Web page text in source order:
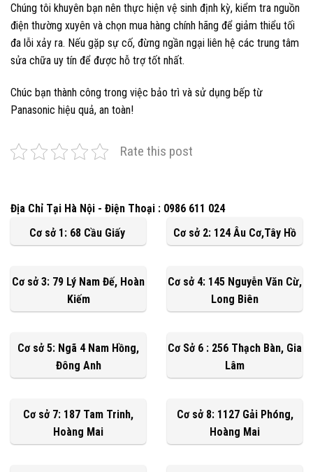
Chúng tôi khuyên bạn nên thực hiện vệ sinh định kỳ, kiểm tra nguồn
điện thường xuyên và chọn mua hàng chính hãng để giảm thiểu tối
đa lỗi xảy ra. Nếu gặp sự cố, đừng ngần ngại liên hệ các trung tâm
sửa chữa uy tín để được hỗ trợ tốt nhất.
Chúc bạn thành công trong việc bảo trì và sử dụng bếp từ
Panasonic hiệu quả, an toàn!
Rate this post
Địa Chỉ Tại Hà Nội - Điện Thoại : 0986 611 024
Cơ sở 1: 68 Cầu Giấy
Cơ sở 2: 124 Âu Cơ,Tây Hồ
Cơ sở 3: 79 Lý Nam Đế, Hoàn
Kiếm
Cơ sở 4: 145 Nguyễn Văn Cừ,
Long Biên
Cơ sở 5: Ngã 4 Nam Hồng,
Đông Anh
Cơ Sở 6 : 256 Thạch Bàn, Gia
Lâm
Cơ sở 7: 187 Tam Trinh,
Hoàng Mai
Cơ sở 8: 1127 Gải Phóng,
Hoàng Mai